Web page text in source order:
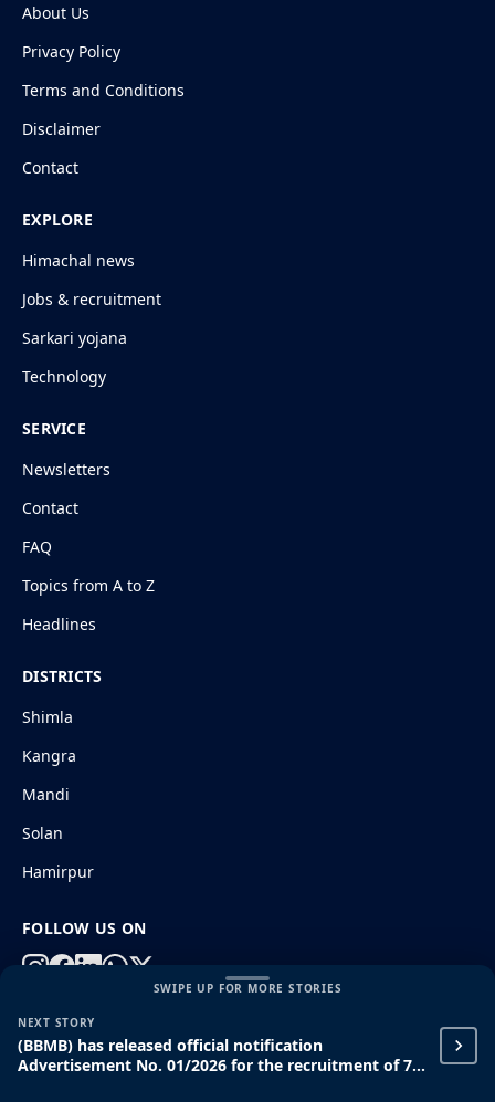
SWIPE UP FOR MORE STORIES
NEXT STORY
(BBMB) has released official notification
Advertisement No. 01/2026 for the recruitment of 71
About Us
Privacy Policy
Terms and Conditions
Disclaimer
Contact
EXPLORE
Himachal news
Jobs & recruitment
Sarkari yojana
Technology
SERVICE
Newsletters
Contact
FAQ
Topics from A to Z
Headlines
DISTRICTS
Shimla
Kangra
Mandi
Solan
Hamirpur
FOLLOW US ON
© 2026 HimachalGovt.com
| Terms and Conditions | Disclaimer